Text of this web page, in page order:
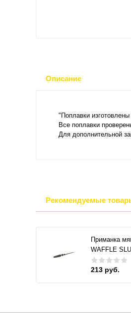
Описание
"Поплавки
Все поплавки
Для дополнительной
Рекомендуемые
Приманка
WAFFLE
213 руб.